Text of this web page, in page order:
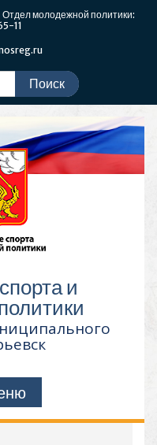
молодежной политики:
11
и